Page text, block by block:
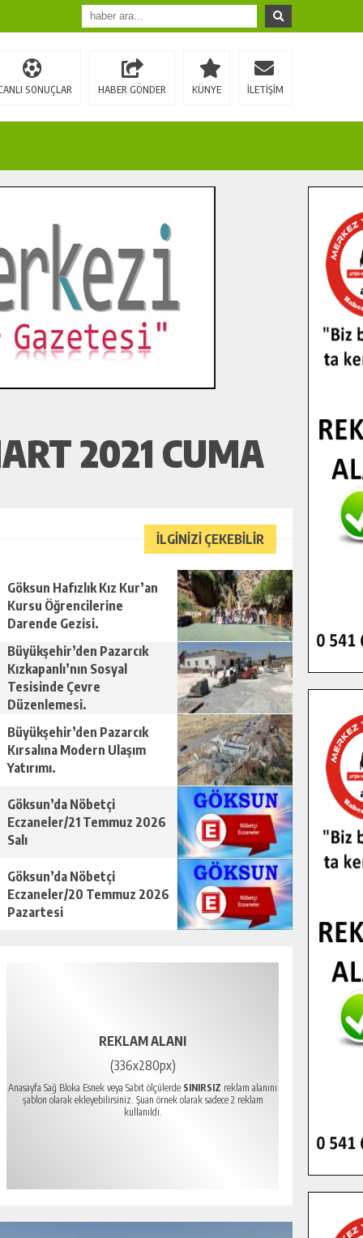
SONUÇLAR HABER GÖNDER KÜNYE İLETİŞİM
2021 CUMA
İLGİNİZİ ÇEKEBİLİR
Göksun Hafızlık Kız Kur’an
Kursu Öğrencilerine
Darende Gezisi.
Büyükşehir’den Pazarcık
Kızkapanlı’nın Sosyal
Tesisinde Çevre
Düzenlemesi.
Büyükşehir’den Pazarcık
Kırsalına Modern Ulaşım
Yatırımı.
Göksun’da Nöbetçi
Eczaneler/21 Temmuz 2026
Salı
Göksun’da Nöbetçi
Eczaneler/20 Temmuz 2026
Pazartesi
REKLAM ALANI
(336x280px)
Anasayfa Sağ Bloka Esnek veya Sabit ölçülerde SINIRSIZ reklam alanını
şablon olarak ekleyebilirsiniz. Şuan örnek olarak sadece 2 reklam
kullanıldı.